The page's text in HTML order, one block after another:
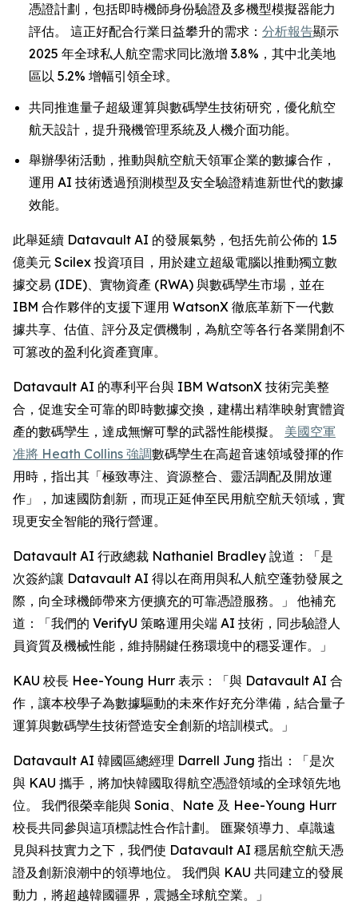
憑證計劃，包括即時機師身份驗證及多機型模擬器能力
評估。 這正好配合行業日益攀升的需求： 分析報告顯示
2025 年全球私人航空需求同比激增 3.8%，其中北美地
區以 5.2% 增幅引領全球。
共同推進量子超級運算與數碼孿生技術研究，優化航空
航天設計，提升飛機管理系統及人機介面功能。
舉辦學術活動，推動與航空航天領軍企業的數據合作，
運用 AI 技術透過預測模型及安全驗證精進新世代的數據
效能。
此舉延續 Datavault AI 的發展氣勢，包括先前公佈的 1.5
億美元 Scilex 投資項目，用於建立超級電腦以推動獨立數
據交易 (IDE)、實物資產 (RWA) 與數碼孿生市場，並在
IBM 合作夥伴的支援下運用 WatsonX 徹底革新下一代數
據共享、估值、評分及定價機制，為航空等各行各業開創不
可篡改的盈利化資產寶庫。
Datavault AI 的專利平台與 IBM WatsonX 技術完美整
合，促進安全可靠的即時數據交換，建構出精準映射實體資
產的數碼孿生，達成無懈可擊的武器性能模擬。 美國空軍
准將 Heath Collins 強調數碼孿生在高超音速領域發揮的作
用時，指出其「極致專注、資源整合、靈活調配及開放運
作」，加速國防創新，而現正延伸至民用航空航天領域，實
現更安全智能的飛行營運。
Datavault AI 行政總裁 Nathaniel Bradley 說道：「是
次簽約讓 Datavault AI 得以在商用與私人航空蓬勃發展之
際，向全球機師帶來方便擴充的可靠憑證服務。」 他補充
道：「我們的 VerifyU 策略運用尖端 AI 技術，同步驗證人
員資質及機械性能，維持關鍵任務環境中的穩妥運作。」
KAU 校長 Hee-Young Hurr 表示：「與 Datavault AI 合
作，讓本校學子為數據驅動的未來作好充分準備，結合量子
運算與數碼孿生技術營造安全創新的培訓模式。」
Datavault AI 韓國區總經理 Darrell Jung 指出：「是次
與 KAU 攜手，將加快韓國取得航空憑證領域的全球領先地
位。 我們很榮幸能與 Sonia、Nate 及 Hee-Young Hurr
校長共同參與這項標誌性合作計劃。 匯聚領導力、卓識遠
見與科技實力之下，我們使 Datavault AI 穩居航空航天憑
證及創新浪潮中的領導地位。 我們與 KAU 共同建立的發展
動力，將超越韓國疆界，震撼全球航空業。」